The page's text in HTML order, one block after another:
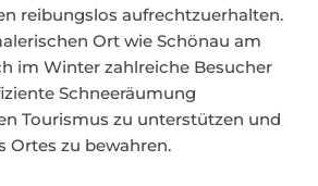
reibungslos aufrechtzuerhalten.
Ort wie Schönau am
im Winter zahlreiche Besucher
Schneeräumung
Tourismus zu unterstützen und
Ortes zu bewahren.